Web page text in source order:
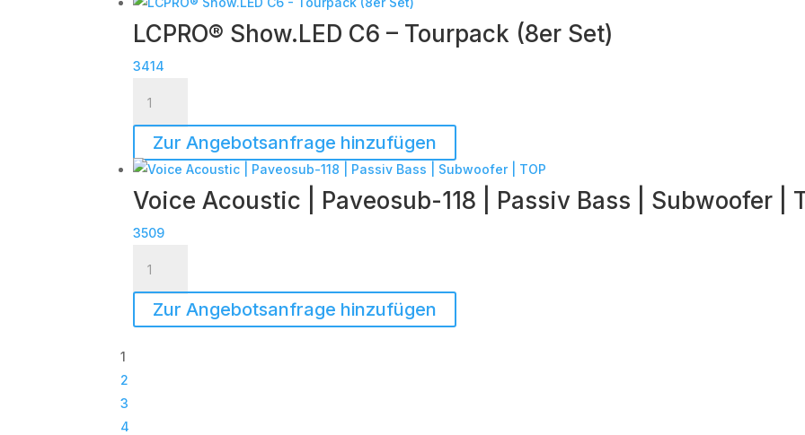
|
DSP
im
Case
TOP
Menge
LCPRO® Show.LED C6 – Tourpack (8er Set)
3414
Show.LED
-
(8er
Set)
Zur Angebotsanfrage hinzufügen
Voice Acoustic | Paveosub-118 | Passiv Bass | Subwoofer |
3509
Acoustic
Paveosub-
Zur Angebotsanfrage hinzufügen
1
2
3
4